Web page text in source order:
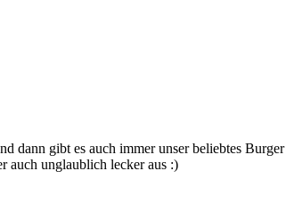
dann gibt es auch immer unser beliebtes
auch unglaublich lecker aus :)